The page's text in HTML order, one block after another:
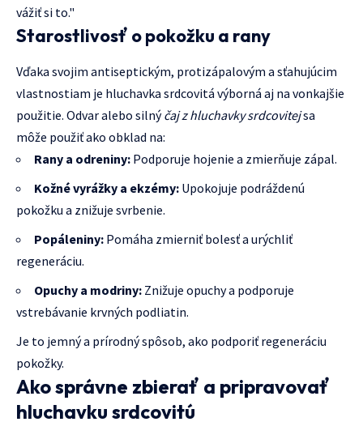
vážiť si to."
Starostlivosť o pokožku a rany
Vďaka svojim antiseptickým, protizápalovým a sťahujúcim
vlastnostiam je hluchavka srdcovitá výborná aj na vonkajšie
použitie. Odvar alebo silnýčaj z hluchavky srdcovitejsa
môže použiť ako obklad na:
Rany a odreniny: Podporuje hojenie a zmierňuje zápal.
Kožné vyrážky a ekzémy: Upokojuje podráždenú
pokožku a znižuje svrbenie.
Popáleniny: Pomáha zmierniť bolesť a urýchliť
regeneráciu.
Opuchy a modriny: Znižuje opuchy a podporuje
vstrebávanie krvných podliatin.
Je to jemný a prírodný spôsob, ako podporiť regeneráciu
pokožky.
Ako správne zbierať a pripravovať
hluchavku srdcovitú